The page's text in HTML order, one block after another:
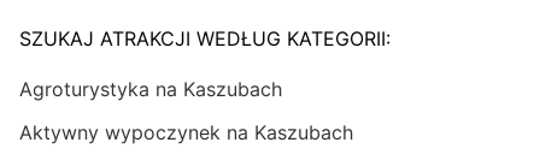
SZUKAJ ATRAKCJI WEDŁUG KATEGORII:
Agroturystyka na Kaszubach
Aktywny wypoczynek na Kaszubach